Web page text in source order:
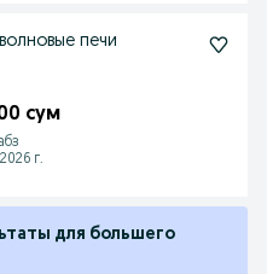
печи
сум
г.
для большего